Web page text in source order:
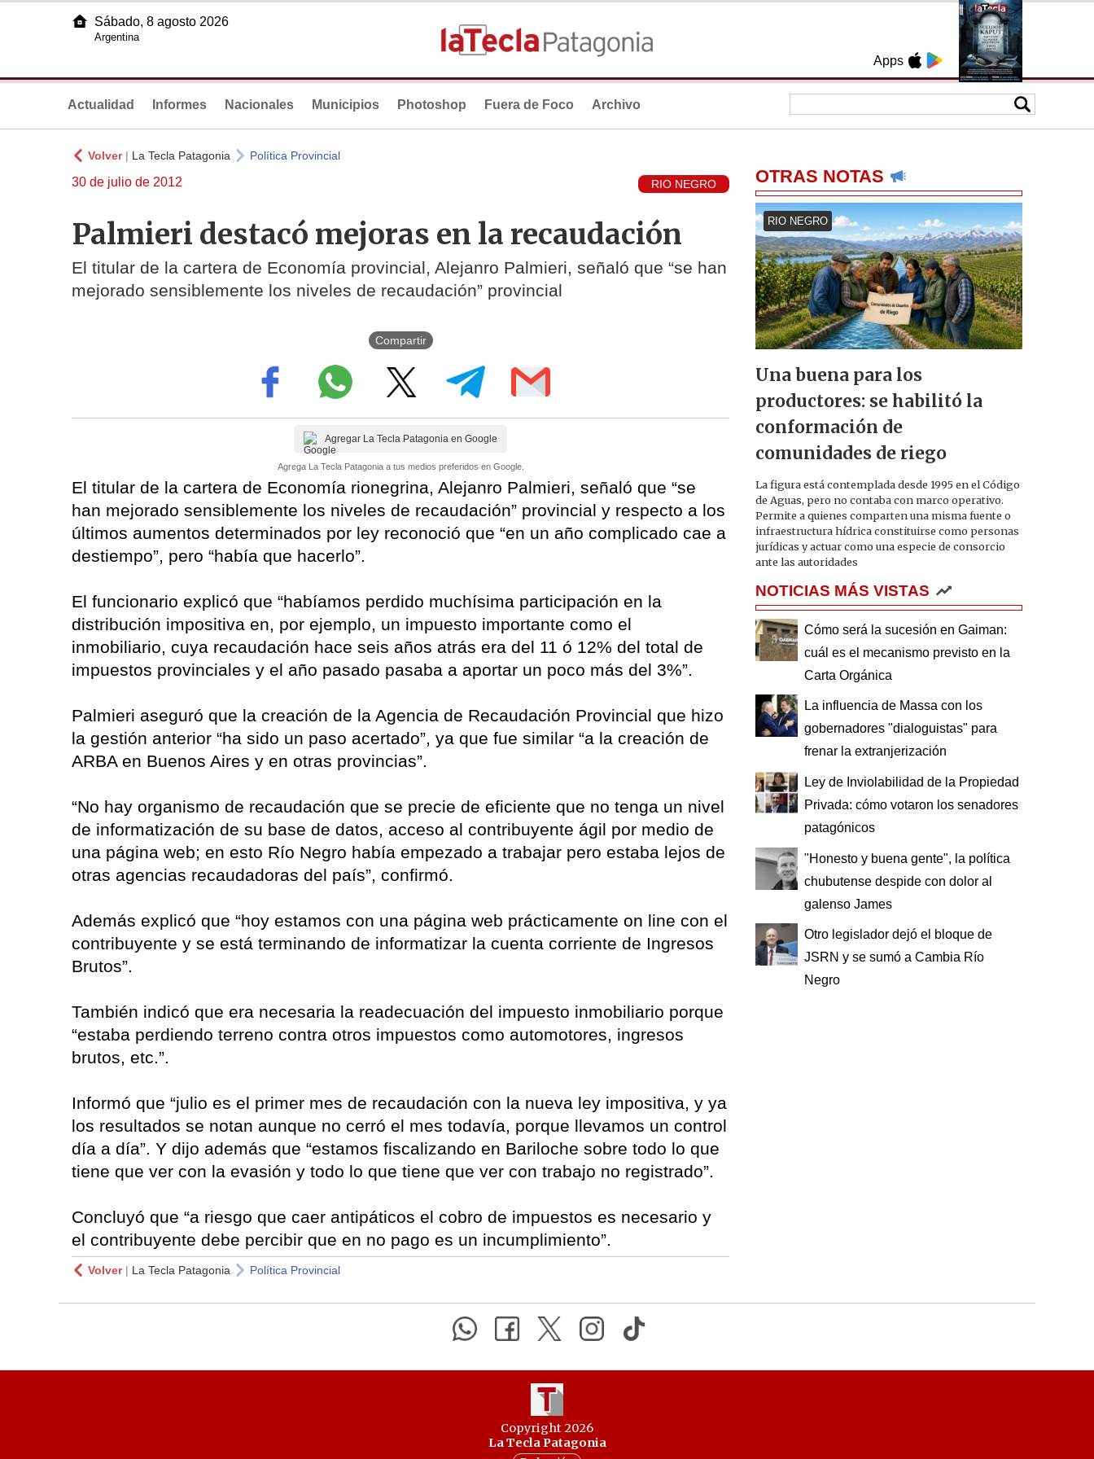
Apps
Sábado, 8 agosto 2026
Argentina
Actualidad Informes Nacionales Municipios Photoshop Fuera de Foco Archivo
Volver| La Tecla Patagonia Política Provincial
30 de julio de 2012 RIO NEGRO
Palmieri destacó mejoras en la recaudación
El titular de la cartera de Economía provincial, Alejanro Palmieri, señaló que “se han
mejorado sensiblemente los niveles de recaudación” provincial
Compartir
Agregar La Tecla Patagonia en Google
Agrega La Tecla Patagonia a tus medios preferidos en Google.
El titular de la cartera de Economía rionegrina, Alejanro Palmieri, señaló que “se
han mejorado sensiblemente los niveles de recaudación” provincial y respecto a los
últimos aumentos determinados por ley reconoció que “en un año complicado cae a
destiempo”, pero “había que hacerlo”.
El funcionario explicó que “habíamos perdido muchísima participación en la
distribución impositiva en, por ejemplo, un impuesto importante como el
inmobiliario, cuya recaudación hace seis años atrás era del 11 ó 12% del total de
impuestos provinciales y el año pasado pasaba a aportar un poco más del 3%”.
Palmieri aseguró que la creación de la Agencia de Recaudación Provincial que hizo
la gestión anterior “ha sido un paso acertado”, ya que fue similar “a la creación de
ARBA en Buenos Aires y en otras provincias”.
“No hay organismo de recaudación que se precie de eficiente que no tenga un nivel
de informatización de su base de datos, acceso al contribuyente ágil por medio de
una página web; en esto Río Negro había empezado a trabajar pero estaba lejos de
otras agencias recaudadoras del país”, confirmó.
Además explicó que “hoy estamos con una página web prácticamente on line con el
contribuyente y se está terminando de informatizar la cuenta corriente de Ingresos
Brutos”.
También indicó que era necesaria la readecuación del impuesto inmobiliario porque
“estaba perdiendo terreno contra otros impuestos como automotores, ingresos
brutos, etc.”.
Informó que “julio es el primer mes de recaudación con la nueva ley impositiva, y ya
los resultados se notan aunque no cerró el mes todavía, porque llevamos un control
día a día”. Y dijo además que “estamos fiscalizando en Bariloche sobre todo lo que
tiene que ver con la evasión y todo lo que tiene que ver con trabajo no registrado”.
Concluyó que “a riesgo que caer antipáticos el cobro de impuestos es necesario y
el contribuyente debe percibir que en no pago es un incumplimiento”.
Volver| La Tecla Patagonia Política Provincial
OTRAS NOTAS
RIO NEGRO
Una buena para los
productores: se habilitó la
conformación de
comunidades de riego
La figura está contemplada desde 1995 en el Código
de Aguas, pero no contaba con marco operativo.
Permite a quienes comparten una misma fuente o
infraestructura hídrica constituirse como personas
jurídicas y actuar como una especie de consorcio
ante las autoridades
NOTICIAS MÁS VISTAS
Cómo será la sucesión en Gaiman:
cuál es el mecanismo previsto en la
Carta Orgánica
La influencia de Massa con los
gobernadores "dialoguistas" para
frenar la extranjerización
Ley de Inviolabilidad de la Propiedad
Privada: cómo votaron los senadores
patagónicos
"Honesto y buena gente", la política
chubutense despide con dolor al
galenso James
Otro legislador dejó el bloque de
JSRN y se sumó a Cambia Río
Negro
Copyright 2026
La Tecla Patagonia